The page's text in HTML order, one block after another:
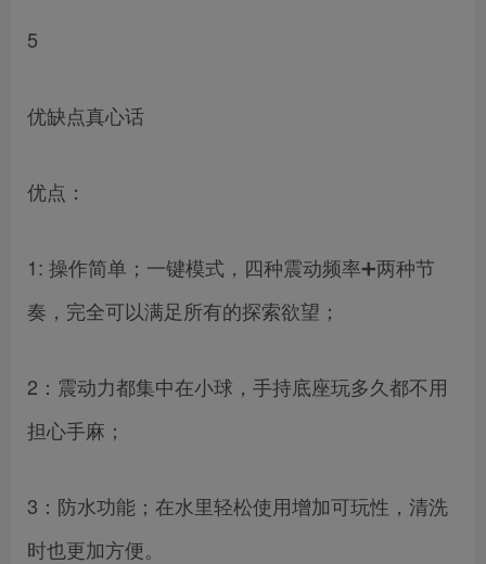
5
优缺点真心话
优点：
1: 操作简单；一键模式，四种震动频率➕两种节
奏，完全可以满足所有的探索欲望；
2：震动力都集中在小球，手持底座玩多久都不用
担心手麻；
3：防水功能；在水里轻松使用增加可玩性，清洗
时也更加方便。